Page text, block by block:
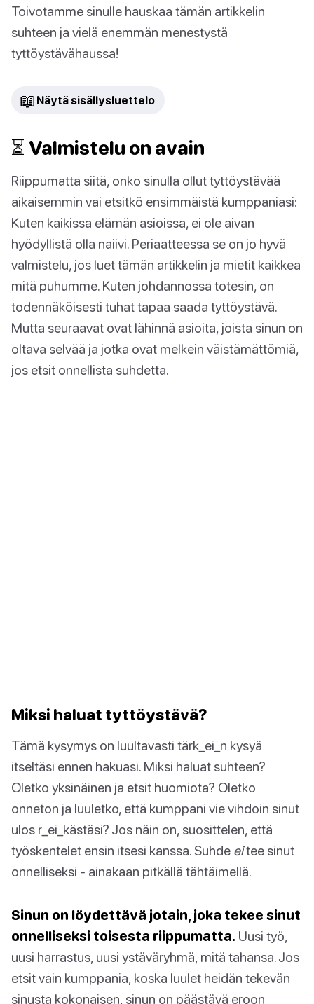
Toivotamme sinulle hauskaa tämän artikkelin
suhteen ja vielä enemmän menestystä
tyttöystävähaussa!
📖 Näytä sisällysluettelo
⏳ Valmistelu on avain
Riippumatta siitä, onko sinulla ollut tyttöystävää
aikaisemmin vai etsitkö ensimmäistä kumppaniasi:
Kuten kaikissa elämän asioissa, ei ole aivan
hyödyllistä olla naiivi. Periaatteessa se on jo hyvä
valmistelu, jos luet tämän artikkelin ja mietit kaikkea
mitä puhumme. Kuten johdannossa totesin, on
todennäköisesti tuhat tapaa saada tyttöystävä.
Mutta seuraavat ovat lähinnä asioita, joista sinun on
oltava selvää ja jotka ovat melkein väistämättömiä,
jos etsit onnellista suhdetta.
Miksi haluat tyttöystävä?
Tämä kysymys on luultavasti tärk_ei_n kysyä
itseltäsi ennen hakuasi. Miksi haluat suhteen?
Oletko yksinäinen ja etsit huomiota? Oletko
onneton ja luuletko, että kumppani vie vihdoin sinut
ulos r_ei_kästäsi? Jos näin on, suosittelen, että
työskentelet ensin itsesi kanssa. Suhde eitee sinut
onnelliseksi - ainakaan pitkällä tähtäimellä.
Sinun on löydettävä jotain, joka tekee sinut
onnelliseksi toisesta riippumatta. Uusi työ,
uusi harrastus, uusi ystäväryhmä, mitä tahansa. Jos
etsit vain kumppania, koska luulet heidän tekevän
sinusta kokonaisen, sinun on päästävä eroon